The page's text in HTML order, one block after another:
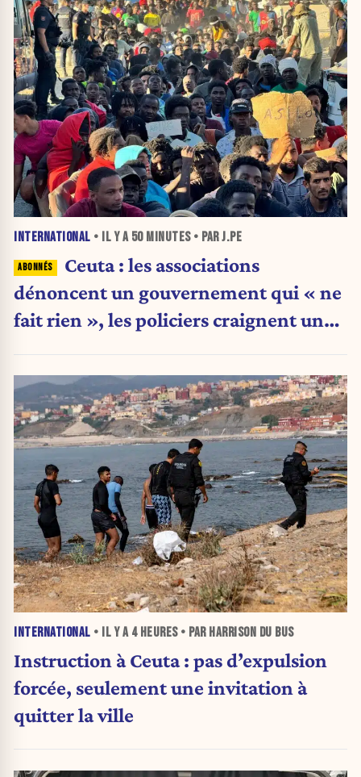
INTERNATIONAL • IL Y A 50 MINUTES• PAR J.PE
Ceuta : les associations
dénoncent un gouvernement qui « ne
fait rien », les policiers craignent une
INTERNATIONAL • IL Y A 4 HEURES• PAR HARRISON DU BUS
Instruction à Ceuta : pas d’expulsion
forcée, seulement une invitation à
quitter la ville